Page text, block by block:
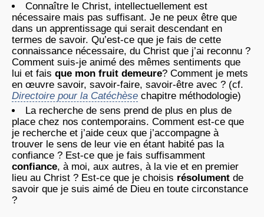
Connaître le Christ, intellectuellement est
nécessaire mais pas suffisant. Je ne peux être que
dans un apprentissage qui serait descendant en
termes de savoir. Qu’est-ce que je fais de cette
connaissance nécessaire, du Christ que j’ai reconnu ?
Comment suis-je animé des mêmes sentiments que
lui et fais que mon fruit demeure? Comment je mets
en œuvre savoir, savoir-faire, savoir-être avec ? (cf.
Directoire pour la Catéchèse chapitre méthodologie)
La recherche de sens prend de plus en plus de
place chez nos contemporains. Comment est-ce que
je recherche et j’aide ceux que j’accompagne à
trouver le sens de leur vie en étant habité pas la
confiance ? Est-ce que je fais suffisamment
confiance, à moi, aux autres, à la vie et en premier
lieu au Christ ? Est-ce que je choisis résolument de
savoir que je suis aimé de Dieu en toute circonstance
?